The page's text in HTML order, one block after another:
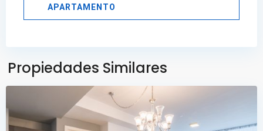
APARTAMENTO
Propiedades Similares
Avenida
Panamá